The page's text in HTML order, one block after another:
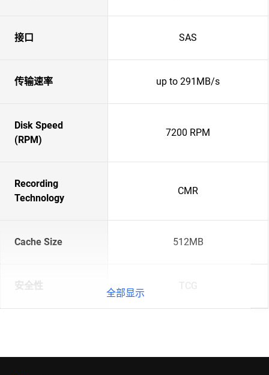
接口 SAS
传输速率 up to 291MB/s
Disk Speed
(RPM)
7200 RPM
Recording
Technology
CMR
Cache Size 512MB
安全性 TCG
全部显示